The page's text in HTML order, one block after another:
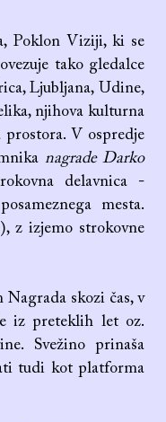
Poklon Viziji, ki se
tako gledalce
Ljubljana, Udine,
njihova kulturna
V ospredje
nagrade Darko
delavnica -
mesta.
z izjemo strokovne
skozi čas, v
iz preteklih let oz.
Svežino prinaša
tudi kot platforma